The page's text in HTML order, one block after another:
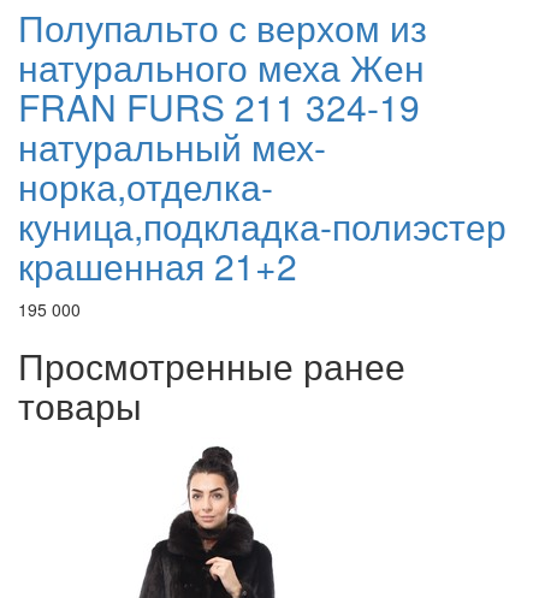
Полупальто с верхом из
натурального меха Жен
FRAN FURS 211 324-19
натуральный мех-
норка,отделка-
куница,подкладка-полиэстер
крашенная 21+2
195 000
Просмотренные ранее
товары